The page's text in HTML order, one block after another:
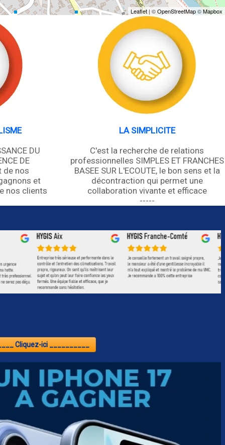
Leaflet | ©OpenStreetMap©Mapbox
DU
DE
de nos
et
nos clients
LA SIMPLICITE
C'est la recherche de relations
professionnelles SIMPLES ET FRANCHES
BASEE SUR L'ECOUTE, le bon sens et la
décontraction qui permet une
collaboration vivante et efficace
-----
Cliquez-ici __________